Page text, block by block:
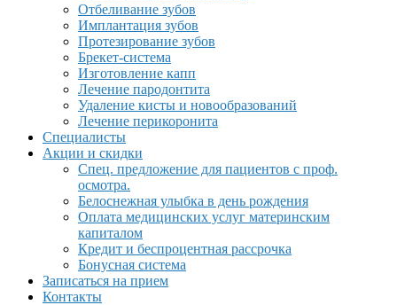
Отбеливание зубов
Имплантация зубов
Протезирование зубов
Брекет-система
Изготовление капп
Лечение пародонтита
Удаление кисты и новообразований
Лечение перикоронита
Специалисты
Акции и скидки
Спец. предложение для пациентов с проф.
осмотра.
Белоснежная улыбка в день рождения
Оплата медицинских услуг материнским
капиталом
Кредит и беспроцентная рассрочка
Бонусная система
Записаться на прием
Контакты